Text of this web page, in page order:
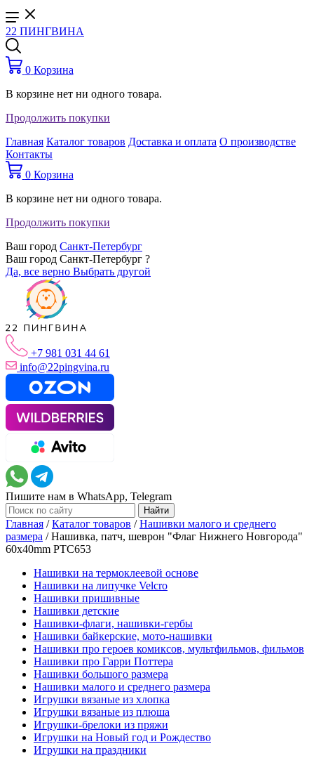
22 ПИНГВИНА
0 Корзина
В корзине нет ни одного товара.
Продолжить покупки
Главная Каталог товаров Доставка и оплата О производстве
Контакты
0 Корзина
В корзине нет ни одного товара.
Продолжить покупки
Ваш город Санкт-Петербург
Ваш город Санкт-Петербург ?
Да, все верно Выбрать другой
+7 981 031 44 61
info@22pingvina.ru
Пишите нам в WhatsApp, Telegram
Главная /Каталог товаров /Нашивки малого и среднего
размера /Нашивка, патч, шеврон "Флаг Нижнего Новгорода"
60x40mm PTC653
Нашивки на термоклеевой основе
Нашивки на липучке Velcro
Нашивки пришивные
Нашивки детские
Нашивки-флаги, нашивки-гербы
Нашивки байкерские, мото-нашивки
Нашивки про героев комиксов, мультфильмов, фильмов
Нашивки про Гарри Поттера
Нашивки большого размера
Нашивки малого и среднего размера
Игрушки вязаные из хлопка
Игрушки вязаные из плюша
Игрушки-брелоки из пряжи
Игрушки на Новый год и Рождество
Игрушки на праздники